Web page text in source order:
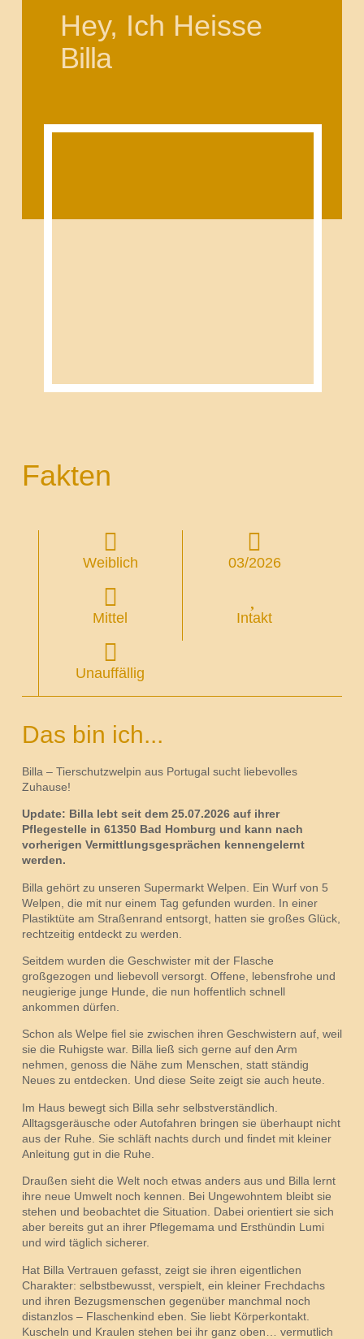
Hey, Ich Heisse
Billa
Fakten
Weiblich 03/2026
Mittel Intakt
Unauffällig
Das bin ich...
Billa – Tierschutzwelpin aus Portugal sucht liebevolles
Zuhause!
Update: Billa lebt seit dem 25.07.2026 auf ihrer
Pflegestelle in 61350 Bad Homburg und kann nach
vorherigen Vermittlungsgesprächen kennengelernt
werden.
Billa gehört zu unseren Supermarkt Welpen. Ein Wurf von 5
Welpen, die mit nur einem Tag gefunden wurden. In einer
Plastiktüte am Straßenrand entsorgt, hatten sie großes Glück,
rechtzeitig entdeckt zu werden.
Seitdem wurden die Geschwister mit der Flasche
großgezogen und liebevoll versorgt. Offene, lebensfrohe und
neugierige junge Hunde, die nun hoffentlich schnell
ankommen dürfen.
Schon als Welpe fiel sie zwischen ihren Geschwistern auf, weil
sie die Ruhigste war. Billa ließ sich gerne auf den Arm
nehmen, genoss die Nähe zum Menschen, statt ständig
Neues zu entdecken. Und diese Seite zeigt sie auch heute.
Im Haus bewegt sich Billa sehr selbstverständlich.
Alltagsgeräusche oder Autofahren bringen sie überhaupt nicht
aus der Ruhe. Sie schläft nachts durch und findet mit kleiner
Anleitung gut in die Ruhe.
Draußen sieht die Welt noch etwas anders aus und Billa lernt
ihre neue Umwelt noch kennen. Bei Ungewohntem bleibt sie
stehen und beobachtet die Situation. Dabei orientiert sie sich
aber bereits gut an ihrer Pflegemama und Ersthündin Lumi
und wird täglich sicherer.
Hat Billa Vertrauen gefasst, zeigt sie ihren eigentlichen
Charakter: selbstbewusst, verspielt, ein kleiner Frechdachs
und ihren Bezugsmenschen gegenüber manchmal noch
distanzlos – Flaschenkind eben. Sie liebt Körperkontakt.
Kuscheln und Kraulen stehen bei ihr ganz oben… vermutlich